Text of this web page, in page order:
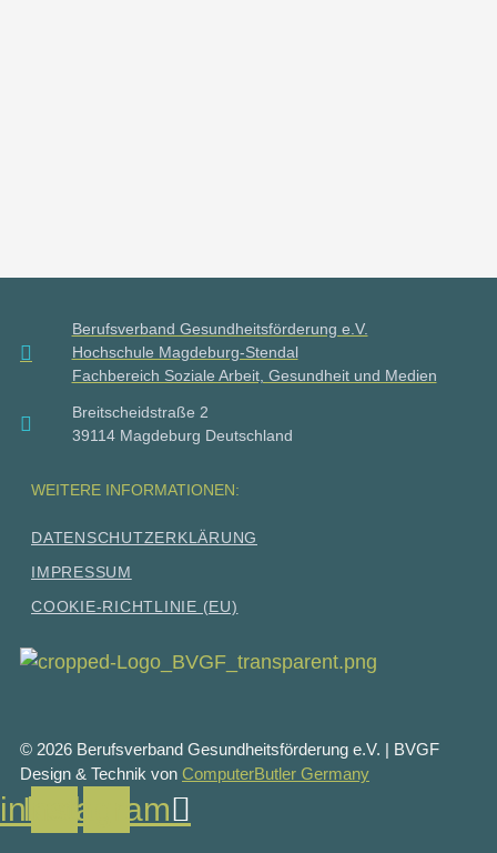
Berufsverband Gesundheitsförderung e.V.
Hochschule Magdeburg-Stendal
Fachbereich Soziale Arbeit, Gesundheit und Medien
Breitscheidstraße 2
39114 Magdeburg Deutschland
WEITERE INFORMATIONEN:
DATEN­SCHUTZ­ER­KLÄ­RUNG
IMPRES­SUM
COO­KIE-RICH­T­­LI­­NIE (EU)
© 2026 Berufsverband Gesundheitsförderung e.V. | BVGF
Design & Technik von ComputerButler Germany
Instagram